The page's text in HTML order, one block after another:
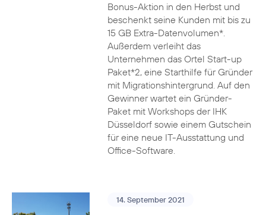
Bonus-Aktion in den Herbst und
beschenkt seine Kunden mit bis zu
15 GB Extra-Datenvolumen*.
Außerdem verleiht das
Unternehmen das Ortel Start-up
Paket*2, eine Starthilfe für Gründer
mit Migrationshintergrund. Auf den
Gewinner wartet ein Gründer-
Paket mit Workshops der IHK
Düsseldorf sowie einem Gutschein
für eine neue IT-Ausstattung und
Office-Software.
14. September 2021